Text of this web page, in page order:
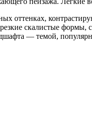
оттенках,
скалистые
— темой,